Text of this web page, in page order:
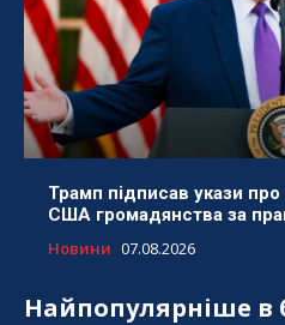
Трамп підписав укази
США громадянства за
Новини 07.08.2026
Найпопулярніше в